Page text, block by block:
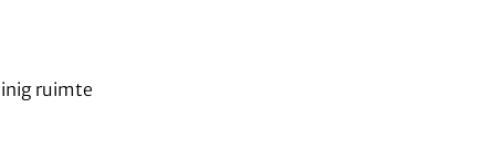
ruimte